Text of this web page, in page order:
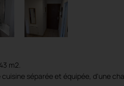
m2.
séparée et équipée, d'une